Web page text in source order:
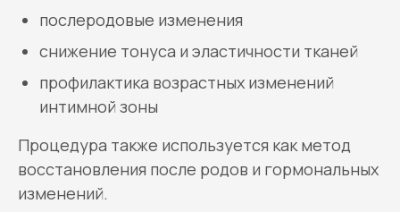
послеродовые изменения
снижение тонуса и эластичности тканей
профилактика возрастных изменений
интимной зоны
Процедура также используется как метод
восстановления после родов и гормональных
изменений.